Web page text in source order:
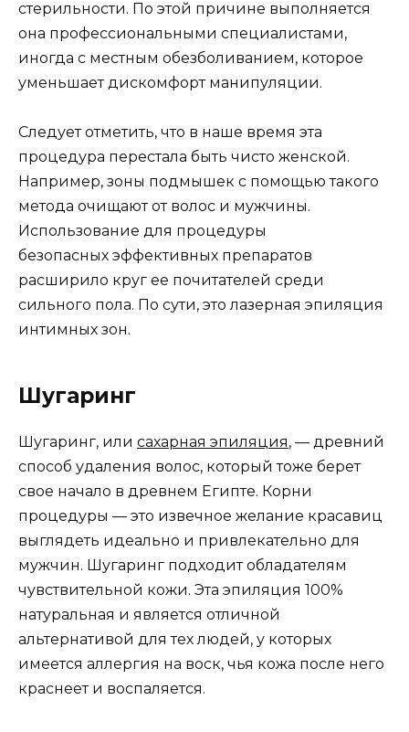
стерильности. По этой причине выполняется
она профессиональными специалистами,
иногда с местным обезболиванием, которое
уменьшает дискомфорт манипуляции.
Следует отметить, что в наше время эта
процедура перестала быть чисто женской.
Например, зоны подмышек с помощью такого
метода очищают от волос и мужчины.
Использование для процедуры
безопасных эффективных препаратов
расширило круг ее почитателей среди
сильного пола. По сути, это лазерная эпиляция
интимных зон.
Шугаринг
Шугаринг, или сахарная эпиляция, — древний
способ удаления волос, который тоже берет
свое начало в древнем Египте. Корни
процедуры — это извечное желание красавиц
выглядеть идеально и привлекательно для
мужчин. Шугаринг подходит обладателям
чувствительной кожи. Эта эпиляция 100%
натуральная и является отличной
альтернативой для тех людей, у которых
имеется аллергия на воск, чья кожа после него
краснеет и воспаляется.